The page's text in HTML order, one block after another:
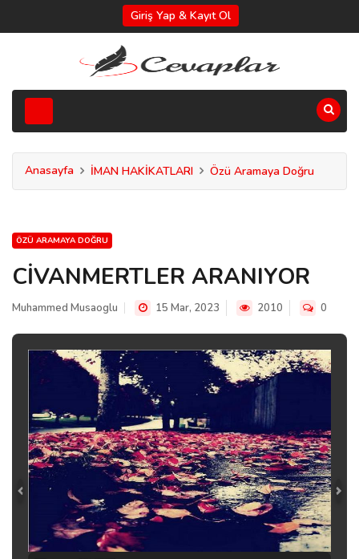
Giriş Yap & Kayıt Ol
Anasayfa İMAN HAKİKATLARI Özü Aramaya Doğru
ÖZÜ ARAMAYA DOĞRU
CİVANMERTLER ARANIYOR
Muhammed Musaoglu 15 Mar, 2023 2010 0